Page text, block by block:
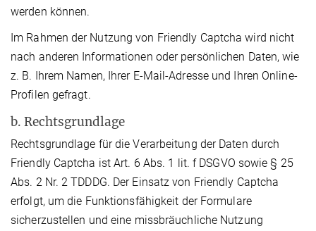
werden können.
Im Rahmen der Nutzung von Friendly Captcha wird nicht
nach anderen Informationen oder persönlichen Daten, wie
z. B. Ihrem Namen, Ihrer E-Mail-Adresse und Ihren Online-
Profilen gefragt.
b. Rechtsgrundlage
Rechtsgrundlage für die Verarbeitung der Daten durch
Friendly Captcha ist Art. 6 Abs. 1 lit. f DSGVO sowie § 25
Abs. 2 Nr. 2 TDDDG. Der Einsatz von Friendly Captcha
erfolgt, um die Funktionsfähigkeit der Formulare
sicherzustellen und eine missbräuchliche Nutzung